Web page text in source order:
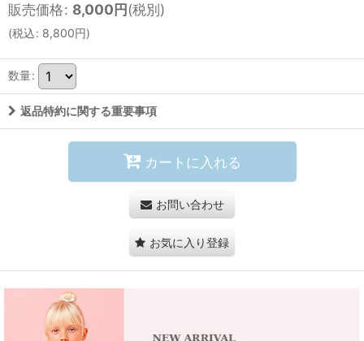
販売価格: 8,000円(税別)
(税込: 8,800円)
数量:
返品特約に関する重要事項
カートに入れる
お問い合わせ
お気に入り登録